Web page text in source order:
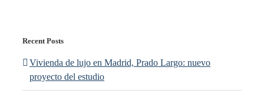
Recent Posts
Vivienda de lujo en Madrid, Prado Largo: nuevo
proyecto del estudio